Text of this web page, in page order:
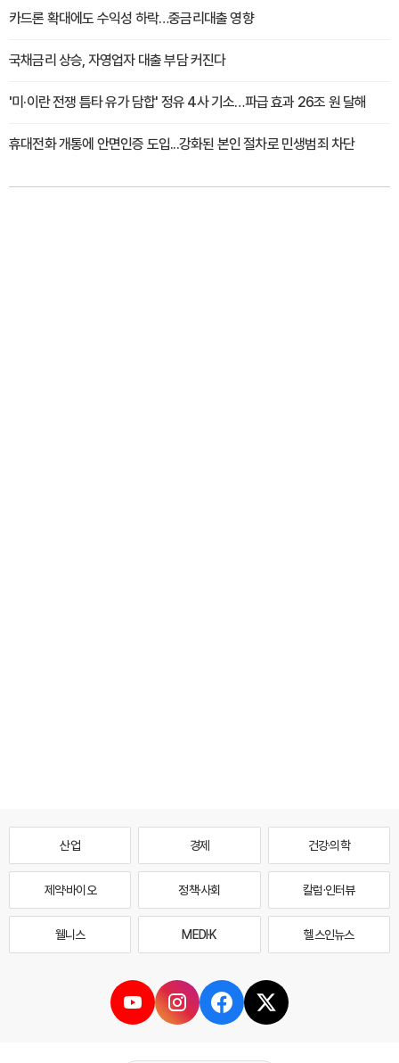
카드론 확대에도 수익성 하락…중금리대출 영향
국채금리 상승, 자영업자 대출 부담 커진다
'미·이란 전쟁 틈타 유가 담합' 정유 4사 기소…파급 효과 26조 원 달해
휴대전화 개통에 안면인증 도입...강화된 본인 절차로 민생범죄 차단
산업 경제 건강·의학
제약·바이오 정책·사회 칼럼·인터뷰
웰니스 MEDI·K 헬스인뉴스